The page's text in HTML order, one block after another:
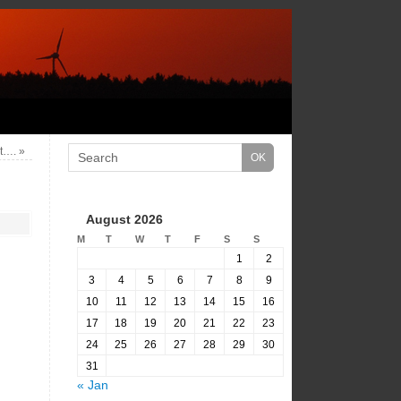
»
August 2026
M T W T F S S
« Jan
1
2
3
4 5 6 7 8
9
10
11 12 13 14 15
16
17
18 19 20 21 22
23
24
25 26 27 28 29
30
31